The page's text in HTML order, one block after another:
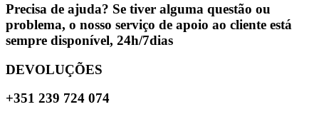
Precisa de ajuda? Se tiver alguma questão ou
problema, o nosso serviço de apoio ao cliente está
sempre disponível, 24h/7dias
DEVOLUÇÕES
+351 239 724 074